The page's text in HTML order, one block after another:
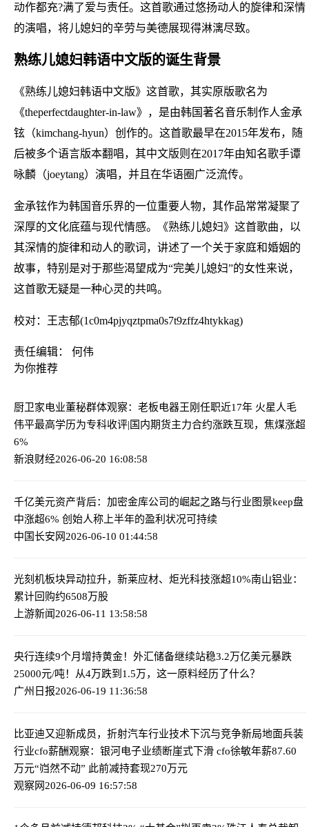
动作都充?满了爱与责任。这首歌通过悠扬动人的旋律和深情
的演唱，将儿媳妇的辛劳与美德展现得淋漓尽致。
熟练儿媳妇韩语中文版的诞生背景
《熟练儿媳妇韩语中文版》这首歌，其实原版歌名为
《theperfectdaughter-in-law》，是由韩国著名音乐制作人金承
铉（kimchang-hyun）创作的。这首歌最早在2015年发布，随
后被多个语言版本翻唱，其中文版则在2017年由知名歌手谭
咏麟（joeytang）演唱，并且在华语圈广泛流传。
金承铉作为韩国音乐界的一位重要人物，其作品常常凝聚了
深厚的文化底蕴与现代情感。《熟练儿媳妇》这首歌曲，以
其深情的旋律和动人的歌词，讲述了一个关于家庭和婚姻的
故事，特别是对于那些渴望成为“完美儿媳妇”的女性来说，
这首歌无疑是一种心灵的共鸣。
校对：王志郁(1c0m4pjyqztpma0s7t9zffz4htykkag)
责任编辑： 何伟
为你推荐
厨卫家电业董秘群体观察：老板电器王刚任职近17年 火星人毛
伟平最高学历为专科收评|国内期货主力合约涨跌互现，焦煤涨超
6%
新浪财经2026-06-20 16:08:58
千亿美元资产背后：加密金库公司的崛起之路与行业图景keep盘
中涨超6% 创始人称上半年的盈利状况可持续
中国长安网2026-06-10 01:44:58
光刻机板块异动拉升，新莱应材、炬光科技涨超10%南山铝业：
累计回购约6508万股
上游新闻2026-06-11 13:58:58
央行连续9个月增持黄金！外汇储备继续站稳3.2万亿美元暴跌
25000元/吨！从4万跌到1.5万，这一原料经历了什么？
广州日报2026-06-19 11:36:58
比亚迪又迎新成员，折射汽车行业技术下沉与竞争新局地面兵装
行业cfo薪酬观察：银河电子业绩断崖式下滑 cfo徐敏年薪87.60
万元“岿然不动” 此前减持套现270万元
观察网2026-06-09 16:57:58